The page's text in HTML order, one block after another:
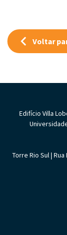
Voltar
Edifício Villa
Torre Rio Sul |